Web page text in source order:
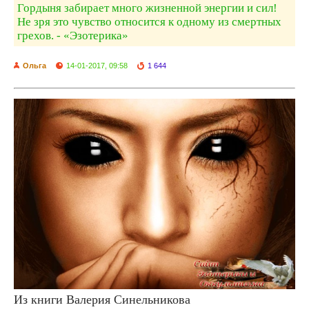
Гордыня забирает много жизненной энергии и сил!
Не зря это чувство относится к одному из смертных
грехов. - «Эзотерика»
Ольга 14-01-2017, 09:58 1 644
Из книги Валерия Синельникова